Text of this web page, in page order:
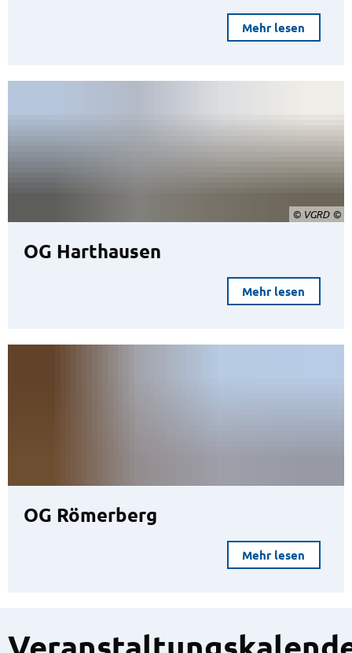
Mehr lesen
© VGRD
OG Harthausen
Mehr lesen
OG Römerberg
Mehr lesen